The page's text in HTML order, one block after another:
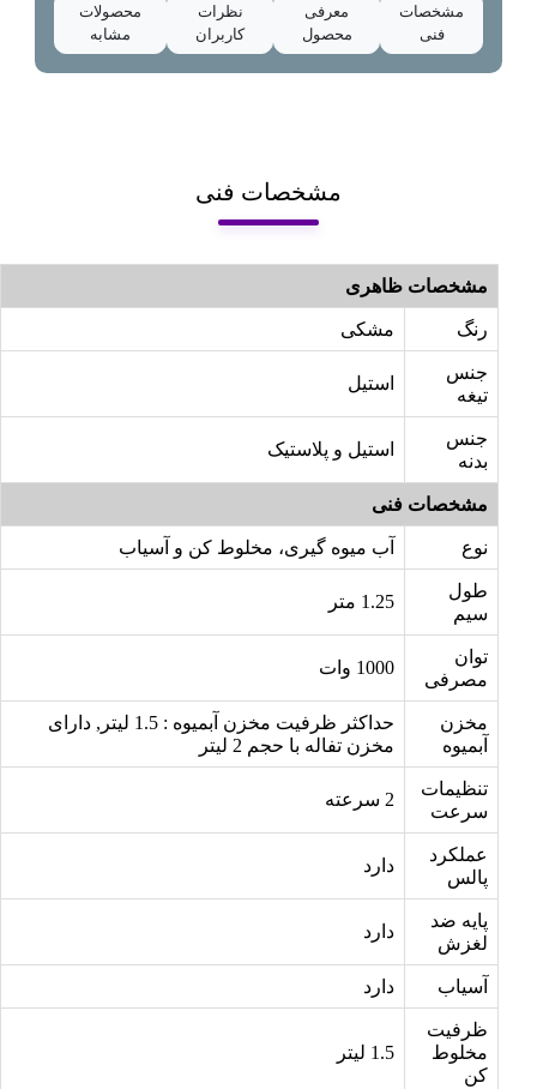
مشخصات
فنی
معرفی
محصول
نظرات
کاربران
محصولات
مشابه
مشخصات فنی
مشخصات ظاهری
رنگ مشکی
جنس
تیغه
استیل
جنس
بدنه
استیل و پلاستیک
مشخصات فنی
نوع آب میوه گیری، مخلوط کن و آسیاب
طول
سیم
1.25 متر
توان
مصرفی
1000 وات
مخزن
آبمیوه
حداکثر ظرفیت مخزن آبمیوه : 1.5 لیتر, دارای
مخزن تفاله با حجم 2 لیتر
تنظیمات
سرعت
عملکرد
پالس
دارد
پایه ضد
لغزش
دارد
آسیاب دارد
ظرفیت
مخلوط
کن
1.5 لیتر